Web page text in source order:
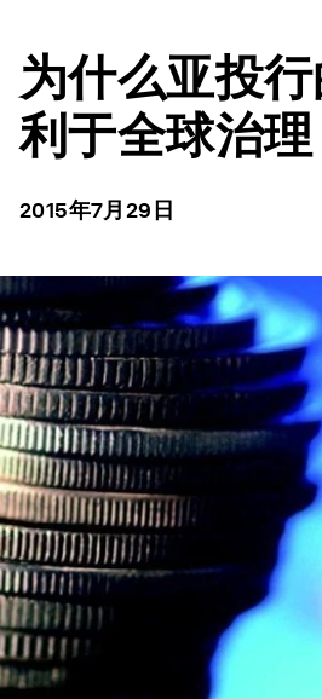
为什么亚投
利于全球治理
2015年7月29日